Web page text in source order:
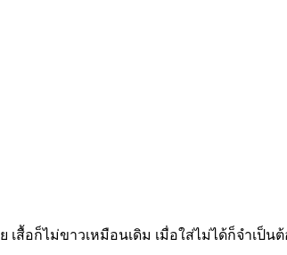
สื้อก็ไม่ขาวเหมือนเดิม เมื่อใส่ไม่ได้ก็จำเป็